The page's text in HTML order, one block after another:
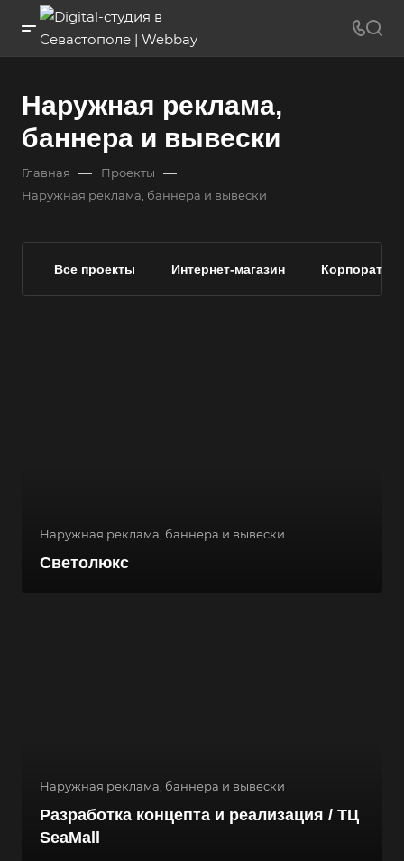
Наружная реклама,
баннера и вывески
Главная — Проекты —
Наружная реклама, баннера и вывески
Все проекты Интернет-магазин
Наружная реклама, баннера и вывески
Светолюкс
Наружная реклама, баннера и вывески
Разработка концепта и реализация / ТЦ
SeaMall